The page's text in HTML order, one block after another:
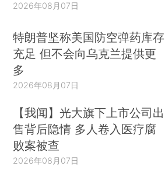
2026年08月07日
特朗普坚称美国防空弹药库存
充足 但不会向乌克兰提供更
多
2026年08月07日
【我闻】光大旗下上市公司出
售背后隐情 多人卷入医疗腐
败案被查
2026年08月07日